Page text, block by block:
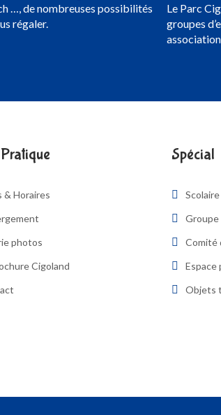
…, de nombreuses possibilités
régaler.
Le Parc
groupes
& Horaires
photos
Cigoland
Spécial
Scolaire
Groupe
Comité
Espace
Objets